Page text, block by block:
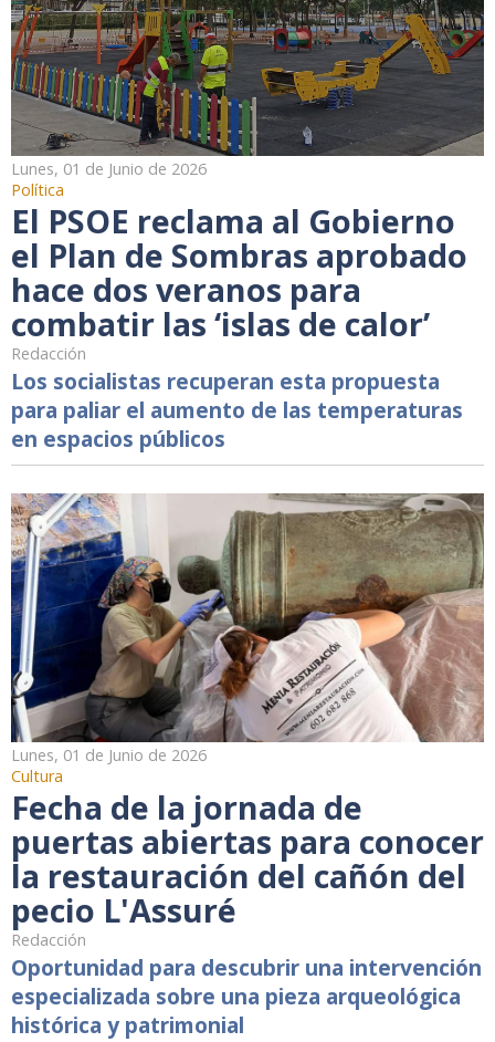
Lunes, 01 de Junio de 2026
Política
El PSOE reclama al Gobierno
el Plan de Sombras aprobado
hace dos veranos para
combatir las ‘islas de calor’
Redacción
Los socialistas recuperan esta propuesta
para paliar el aumento de las temperaturas
en espacios públicos
Lunes, 01 de Junio de 2026
Cultura
Fecha de la jornada de
puertas abiertas para conocer
la restauración del cañón del
pecio L'Assuré
Redacción
Oportunidad para descubrir una intervención
especializada sobre una pieza arqueológica
histórica y patrimonial